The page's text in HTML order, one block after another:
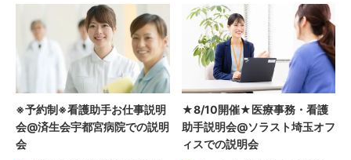
※予約制※看護助手お仕事説明
会@済生会宇都宮病院での説明
会
★8/10開催★医療事務・看護
助手説明会@ソラスト埼玉オフ
ィスでの説明会